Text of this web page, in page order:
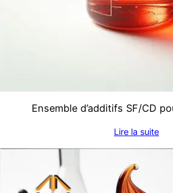
Ensemble d’additifs SF/CD
Lire la suite